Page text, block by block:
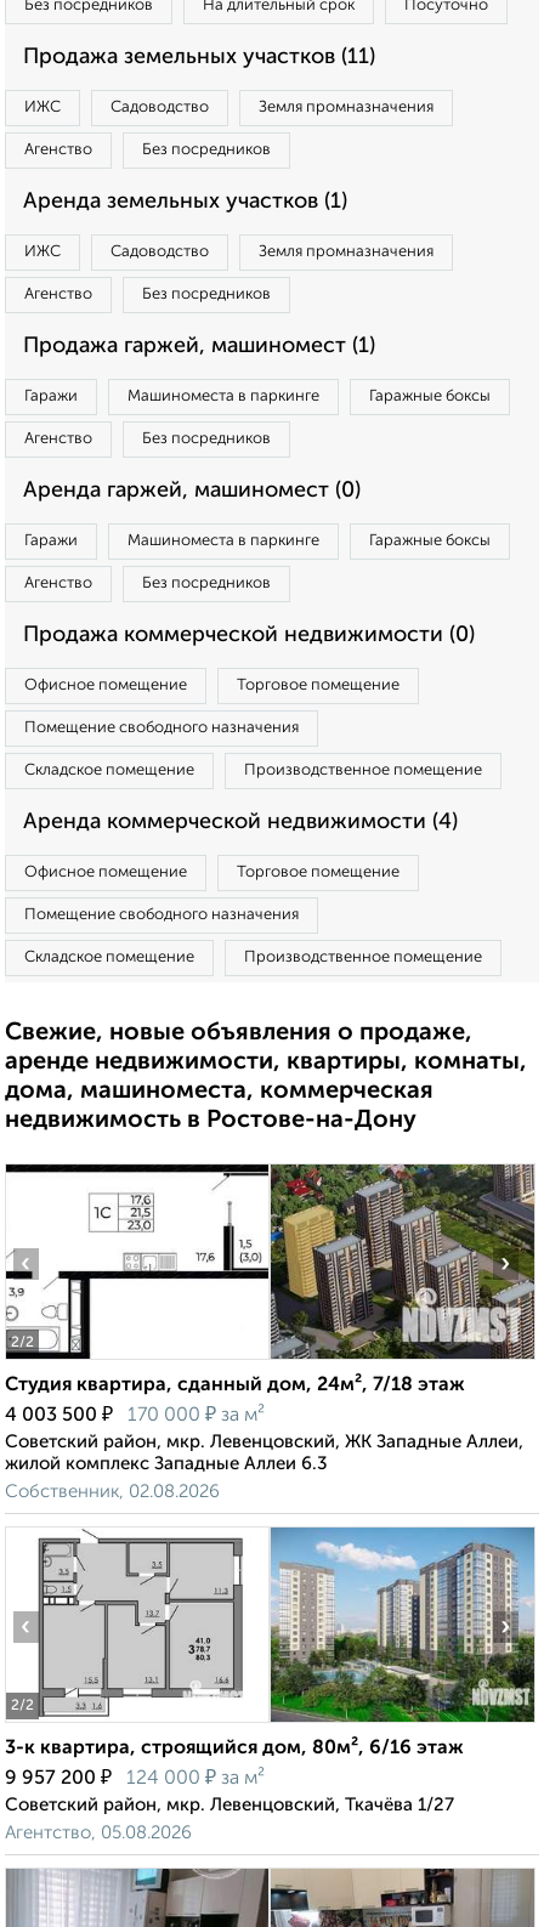
Без посредников На длительный срок Посуточно
Продажа земельных участков (11)
ИЖС Садоводство Земля промназначения
Агенство Без посредников
Аренда земельных участков (1)
ИЖС Садоводство Земля промназначения
Агенство Без посредников
Продажа гаржей, машиномест (1)
Гаражи Машиноместа в паркинге Гаражные боксы
Агенство Без посредников
Аренда гаржей, машиномест (0)
Гаражи Машиноместа в паркинге Гаражные боксы
Агенство Без посредников
Продажа коммерческой недвижимости (0)
Офисное помещение Торговое помещение
Помещение свободного назначения
Складское помещение Производственное помещение
Аренда коммерческой недвижимости (4)
Офисное помещение Торговое помещение
Помещение свободного назначения
Складское помещение Производственное помещение
Свежие, новые объявления о продаже,
аренде недвижимости, квартиры, комнаты,
дома, машиноместа, коммерческая
недвижимость в Ростове-на-Дону
2/2
‹ ›
Студия квартира, сданный дом, 24м², 7/18 этаж
4 003 500 ₽ 170 000 ₽ за м²
Советский район, мкр. Левенцовский, ЖК Западные Аллеи,
жилой комплекс Западные Аллеи 6.3
Собственник, 02.08.2026
2/2
‹ ›
3-к квартира, строящийся дом, 80м², 6/16 этаж
9 957 200 ₽ 124 000 ₽ за м²
Советский район, мкр. Левенцовский, Ткачёва 1/27
Агентство, 05.08.2026